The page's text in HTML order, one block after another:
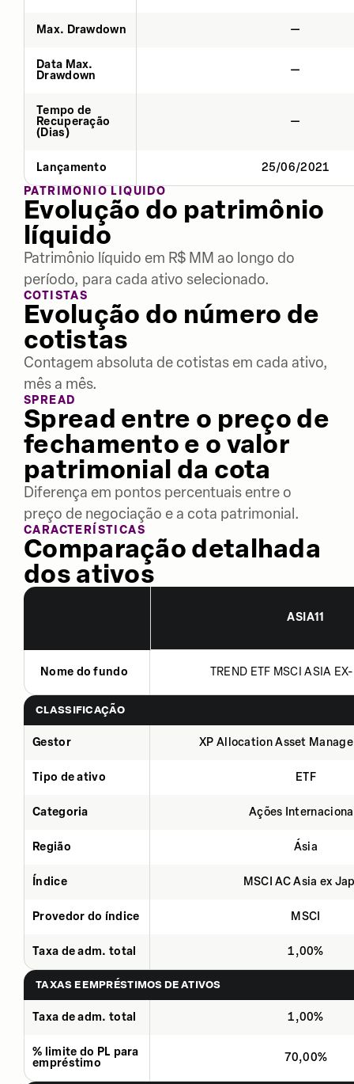
Max. Drawdown —
Data Max.
Drawdown
—
Tempo de
Recuperação
(Dias)
—
Lançamento
25/06/2021
PATRIMÔNIO LÍQUIDO
Evolução do patrimônio
líquido
Patrimônio líquido em R$ MM ao longo do
período, para cada ativo selecionado.
COTISTAS
Evolução do número de
cotistas
Contagem absoluta de cotistas em cada ativo,
mês a mês.
SPREAD
Spread entre o preço de
fechamento e o valor
patrimonial da cota
Diferença em pontos percentuais entre o
preço de negociação e a cota patrimonial.
CARACTERÍSTICAS
Comparação detalhada
dos ativos
ASIA11
Nome do fundo TREND ETF MSCI ASIA
CLASSIFICAÇÃO
Gestor XP Allocation Asset
Tipo de ativo ETF
Categoria Ações
Região Ásia
Índice MSCI AC Asia ex
Provedor do índice MSCI
Taxa de adm. total 1,00%
TAXAS E EMPRÉSTIMOS DE ATIVOS
Taxa de adm. total 1,00%
% limite do PL para
empréstimo
70,00%